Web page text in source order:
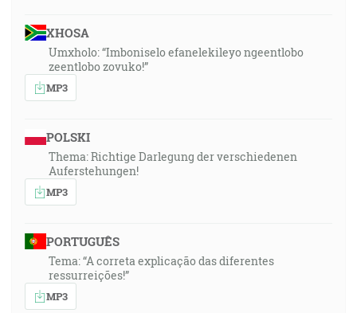
XHOSA
Umxholo: “Imboniselo efanelekileyo ngeentlobo
zeentlobo zovuko!”
MP3
POLSKI
Thema: Richtige Darlegung der verschiedenen
Auferstehungen!
MP3
PORTUGUÊS
Tema: “A correta explicação das diferentes
ressurreições!”
MP3